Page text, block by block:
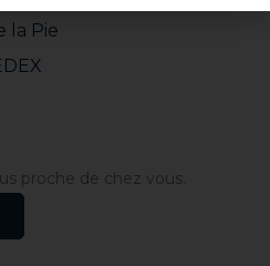
la Pie
proche de chez vous.